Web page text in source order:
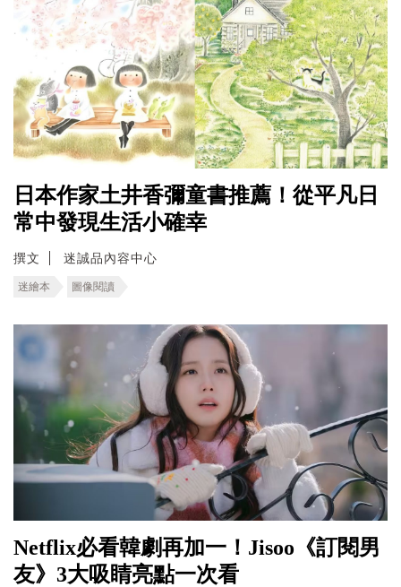
日本作家土井香彌童書推薦！從平凡日
常中發現生活小確幸
撰文 迷誠品內容中心
迷繪本 圖像閱讀
Netflix必看韓劇再加一！Jisoo《訂閱男
友》3大吸睛亮點一次看